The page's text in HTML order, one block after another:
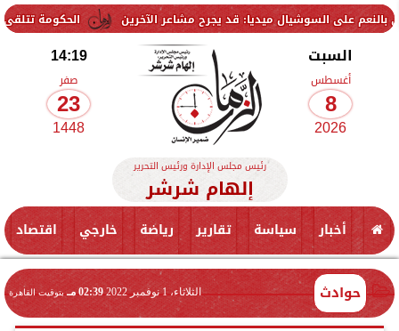
الحكومة تتلقى 229 ألف شكوى وطلب واستفسار خلال يوليو.. ومدبولي يوجه بسرعة الاستجابة للمواطنين ميديا: قد يجرح مشاعر الآخرين
السبت
أغسطس
8
2026
14:19
صفر
23
1448
رئيس مجلس الإدارة ورئيس التحرير
إلهام شرشر
أخبار سياسة تقارير رياضة خارجي اقتصاد
حوادث الثلاثاء، 1 نوفمبر 2022 02:39 مـ بتوقيت القاهرة